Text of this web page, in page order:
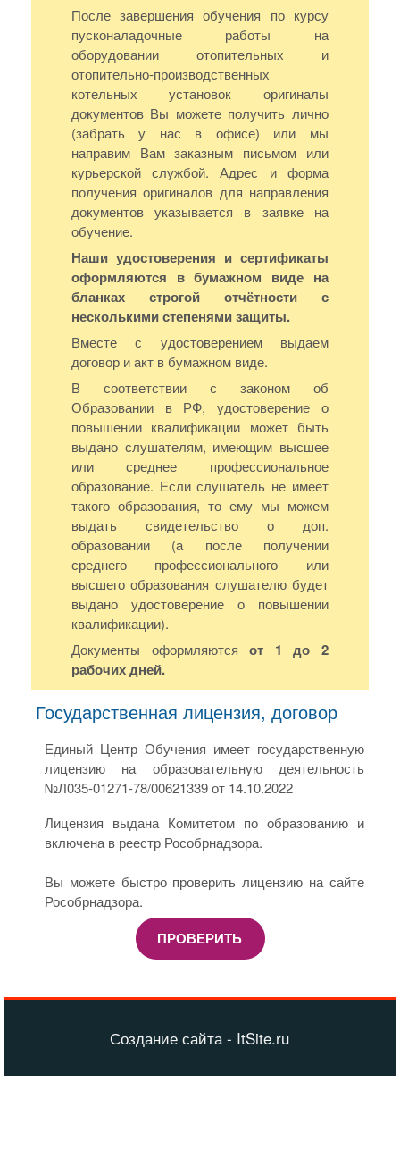
После завершения обучения по курсу
пусконаладочные работы на
оборудовании отопительных и
отопительно-производственных
котельных установок оригиналы
документов Вы можете получить лично
(забрать у нас в офисе) или мы
направим Вам заказным письмом или
курьерской службой. Адрес и форма
получения оригиналов для направления
документов указывается в заявке на
обучение.
Наши удостоверения и сертификаты
оформляются в бумажном виде на
бланках строгой отчётности с
несколькими степенями защиты.
Вместе с удостоверением выдаем
договор и акт в бумажном виде.
В соответствии с законом об
Образовании в РФ, удостоверение о
повышении квалификации может быть
выдано слушателям, имеющим высшее
или среднее профессиональное
образование. Если слушатель не имеет
такого образования, то ему мы можем
выдать свидетельство о доп.
образовании (а после получении
среднего профессионального или
высшего образования слушателю будет
выдано удостоверение о повышении
квалификации).
Документы оформляютсяот 1 до 2
рабочих дней.
Государственная лицензия, договор
Единый Центр Обучения имеет государственную
лицензию на образовательную деятельность
№Л035-01271-78/00621339 от 14.10.2022
Лицензия выдана Комитетом по образованию и
включена в реестр Рособрнадзора.
Вы можете быстро проверить лицензию на сайте
Рособрнадзора.
ПРОВЕРИТЬ
Создание сайта - ItSite.ru